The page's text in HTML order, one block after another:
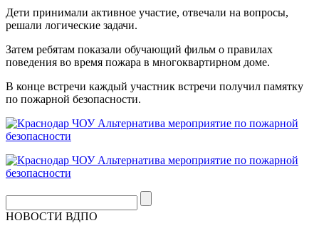
Дети принимали активное участие, отвечали на вопросы,
решали логические задачи.
Затем ребятам показали обучающий фильм о правилах
поведения во время пожара в многоквартирном доме.
В конце встречи каждый участник встречи получил памятку
по пожарной безопасности.
НОВОСТИ ВДПО